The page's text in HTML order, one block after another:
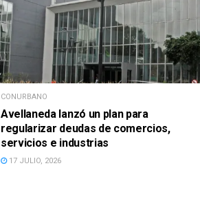
CONURBANO
Avellaneda lanzó un plan para
regularizar deudas de comercios,
servicios e industrias
17 JULIO, 2026